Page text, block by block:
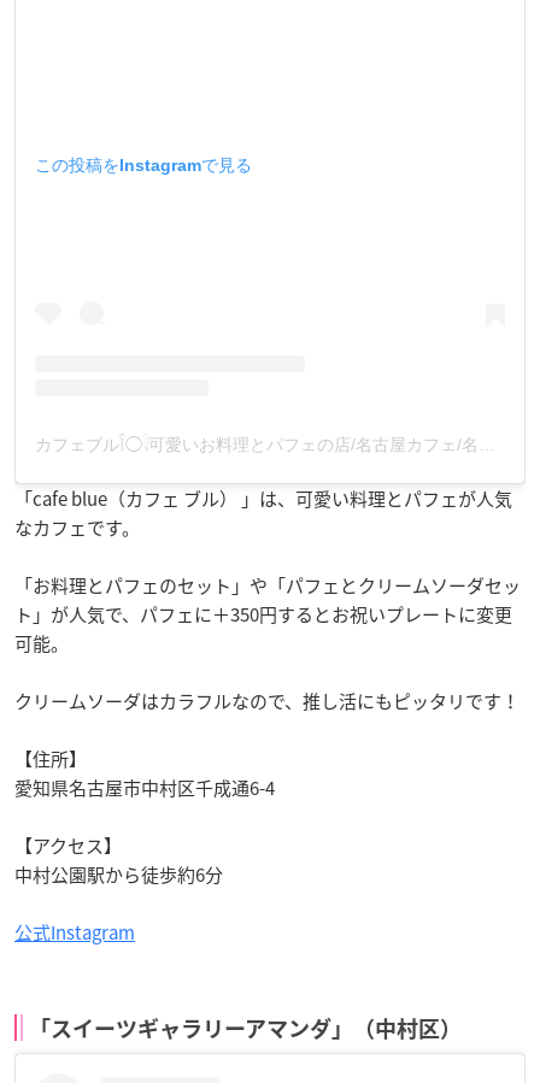
この投稿をInstagramで見る
「cafe blue（カフェ ブル） 」は、可愛い料理とパフェが人気
なカフェです。
「お料理とパフェのセット」や「パフェとクリームソーダセッ
ト」が人気で、パフェに＋350円するとお祝いプレートに変更
可能。
クリームソーダはカラフルなので、推し活にもピッタリです！
【住所】
愛知県名古屋市中村区千成通6-4
【アクセス】
中村公園駅から徒歩約6分
公式Instagram
「スイーツギャラリーアマンダ」（中村区）